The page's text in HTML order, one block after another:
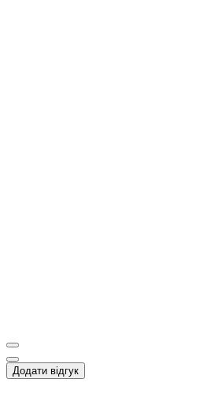
Додати відгук